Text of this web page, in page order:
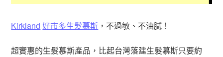
Kirkland 好市多生髮慕斯 ，不過敏、不油膩！
超實惠的生髮慕斯產品，比起台灣落建生髮慕斯只要約